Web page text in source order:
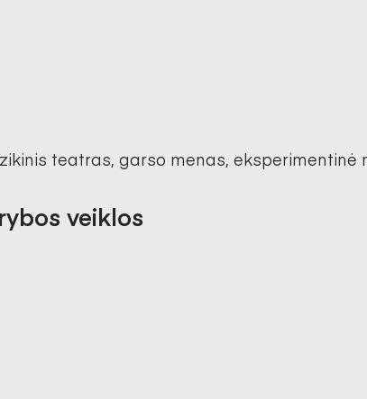
teatras, garso menas, eksperimentinė
veiklos